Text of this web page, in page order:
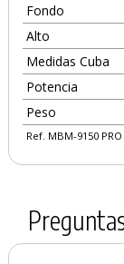
Fondo
Alto
Medidas Cuba
Potencia
Peso
Ref. MBM-9150 PRO